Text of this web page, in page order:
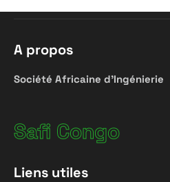
A propos
Société Africaine d’Ingénierie
Safi Congo
Liens utiles